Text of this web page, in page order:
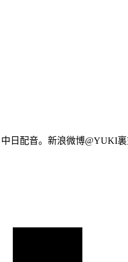
日配音。新浪微博@YUKI